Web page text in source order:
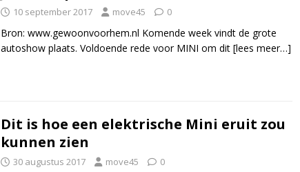
10 september 2017 move45 0
Bron: www.gewoonvoorhem.nl Komende week vindt de grote
autoshow plaats. Voldoende rede voor MINI om dit [lees meer…]
Dit is hoe een elektrische Mini eruit zou
kunnen zien
30 augustus 2017 move45 0